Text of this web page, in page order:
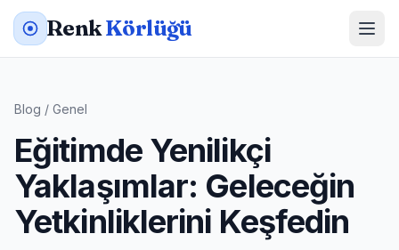
RenkKörlüğü
Blog / Genel
Eğitimde Yenilikçi
Yaklaşımlar: Geleceğin
Yetkinliklerini Keşfedin